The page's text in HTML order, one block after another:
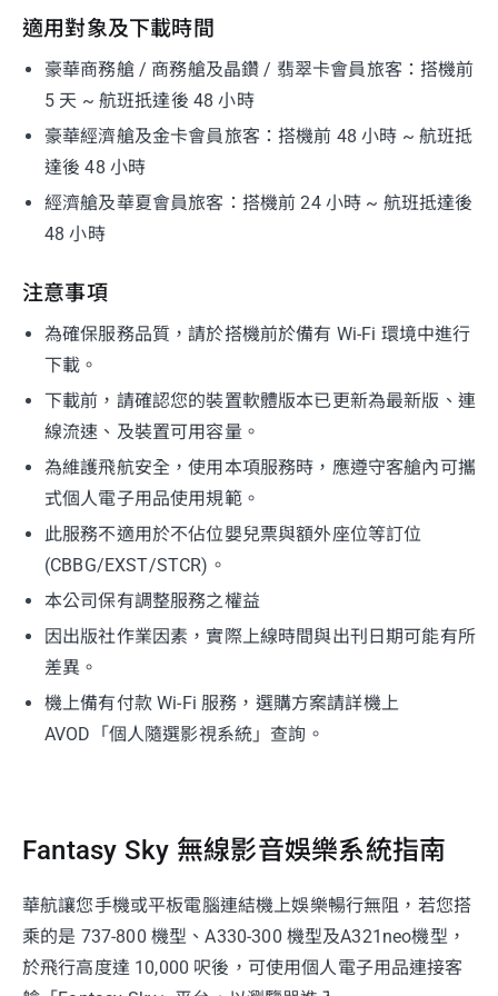
適用對象及下載時間
豪華商務艙 / 商務艙及晶鑽 / 翡翠卡會員旅客：搭機前
5 天 ~ 航班扺達後 48 小時
豪華經濟艙及金卡會員旅客：搭機前 48 小時 ~ 航班抵
達後 48 小時
經濟艙及華夏會員旅客：搭機前 24 小時 ~ 航班抵達後
48 小時
注意事項
為確保服務品質，請於搭機前於備有 Wi-Fi 環境中進行
下載。
下載前，請確認您的裝置軟體版本已更新為最新版、連
線流速、及裝置可用容量。
為維護飛航安全，使用本項服務時，應遵守客艙內可攜
式個人電子用品使用規範。
此服務不適用於不佔位嬰兒票與額外座位等訂位
(CBBG/EXST/STCR)。
本公司保有調整服務之權益
因出版社作業因素，實際上線時間與出刊日期可能有所
差異。
機上備有付款 Wi-Fi 服務，選購方案請詳機上
AVOD「個人隨選影視系統」查詢。
Fantasy Sky 無線影音娛樂系統指南
華航讓您手機或平板電腦連結機上娛樂暢行無阻，若您搭
乘的是 737-800 機型、A330-300 機型及A321neo機型，
於飛行高度達 10,000 呎後，可使用個人電子用品連接客